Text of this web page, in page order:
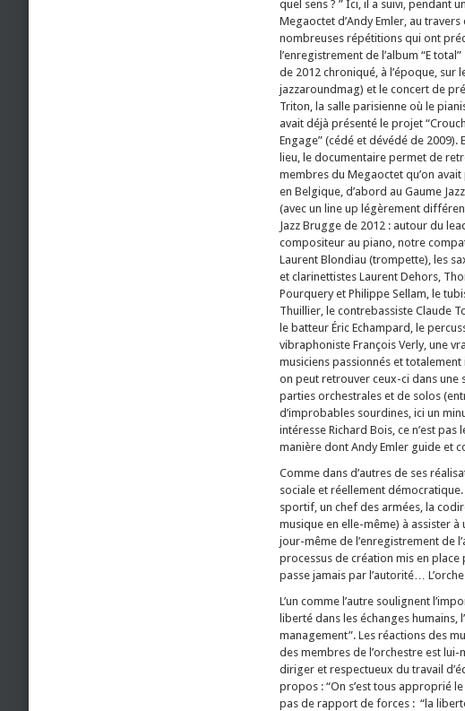
quel sens ? ” Ici, il a suivi, pendant
Megaoctet d’Andy Emler, au travers
nombreuses répétitions qui ont
l’enregistrement de l’album “E
de 2012 chroniqué, à l’époque, sur
jazzaroundmag) et le concert de
Triton, la salle parisienne où le
avait déjà présenté le projet
Engage” (cédé et dévédé de 2009).
lieu, le documentaire permet de
membres du Megaoctet qu’on
en Belgique, d’abord au Gaume
(avec un line up légèrement
Jazz Brugge de 2012 : autour du
compositeur au piano, notre
Laurent Blondiau (trompette), les
et clarinettistes Laurent Dehors,
Pourquery et Philippe Sellam, le
Thuillier, le contrebassiste Claude
le batteur Éric Echampard, le
vibraphoniste François Verly, une
musiciens passionnés et totalement
on peut retrouver ceux-ci dans une
parties orchestrales et de solos
d’improbables sourdines, ici un
intéresse Richard Bois, ce n’est
manière dont Andy Emler guide et
Comme dans d’autres de ses
sociale et réellement
sportif, un chef des armées, la
musique en elle-même) à assister
jour-même de l’enregistrement de
processus de création mis en place
passe jamais par l’autorité…
L’un comme l’autre soulignent
liberté dans les échanges humains,
management”. Les réactions des
des membres de l’orchestre est
diriger et respectueux du travail
propos : “On s’est tous approprié
pas de rapport de forces : “la